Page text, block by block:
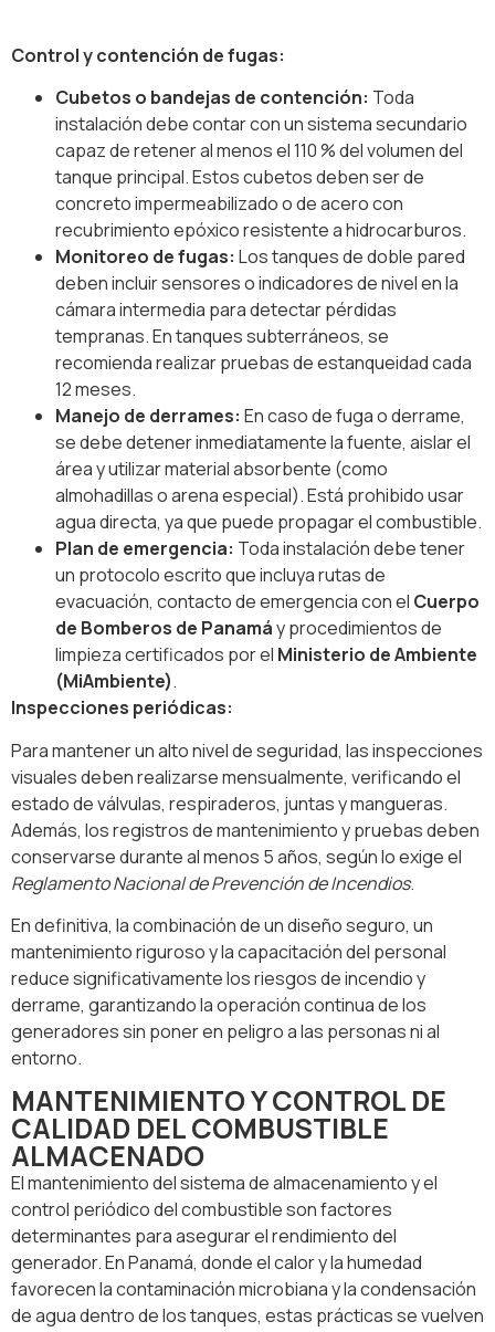
Control y contención de fugas:
Cubetos o bandejas de contención: Toda
instalación debe contar con un sistema secundario
capaz de retener al menos el 110 % del volumen del
tanque principal. Estos cubetos deben ser de
concreto impermeabilizado o de acero con
recubrimiento epóxico resistente a hidrocarburos.
Monitoreo de fugas: Los tanques de doble pared
deben incluir sensores o indicadores de nivel en la
cámara intermedia para detectar pérdidas
tempranas. En tanques subterráneos, se
recomienda realizar pruebas de estanqueidad cada
12 meses.
Manejo de derrames: En caso de fuga o derrame,
se debe detener inmediatamente la fuente, aislar el
área y utilizar material absorbente (como
almohadillas o arena especial). Está prohibido usar
agua directa, ya que puede propagar el combustible.
Plan de emergencia: Toda instalación debe tener
un protocolo escrito que incluya rutas de
evacuación, contacto de emergencia con el Cuerpo
de Bomberos de Panamáy procedimientos de
limpieza certificados por el Ministerio de Ambiente
(MiAmbiente).
Inspecciones periódicas:
Para mantener un alto nivel de seguridad, las inspecciones
visuales deben realizarse mensualmente, verificando el
estado de válvulas, respiraderos, juntas y mangueras.
Además, los registros de mantenimiento y pruebas deben
conservarse durante al menos 5 años, según lo exige el
Reglamento Nacional de Prevención de Incendios.
En definitiva, la combinación de un diseño seguro, un
mantenimiento riguroso y la capacitación del personal
reduce significativamente los riesgos de incendio y
derrame, garantizando la operación continua de los
generadores sin poner en peligro a las personas ni al
entorno.
MANTENIMIENTO Y CONTROL DE
CALIDAD DEL COMBUSTIBLE
ALMACENADO
El mantenimiento del sistema de almacenamiento y el
control periódico del combustible son factores
determinantes para asegurar el rendimiento del
generador. En Panamá, donde el calor y la humedad
favorecen la contaminación microbiana y la condensación
de agua dentro de los tanques, estas prácticas se vuelven